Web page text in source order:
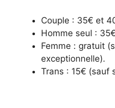
Couple : 35€ et
Homme seul :
Femme : gratuit
exceptionnelle).
Trans : 15€ (sauf